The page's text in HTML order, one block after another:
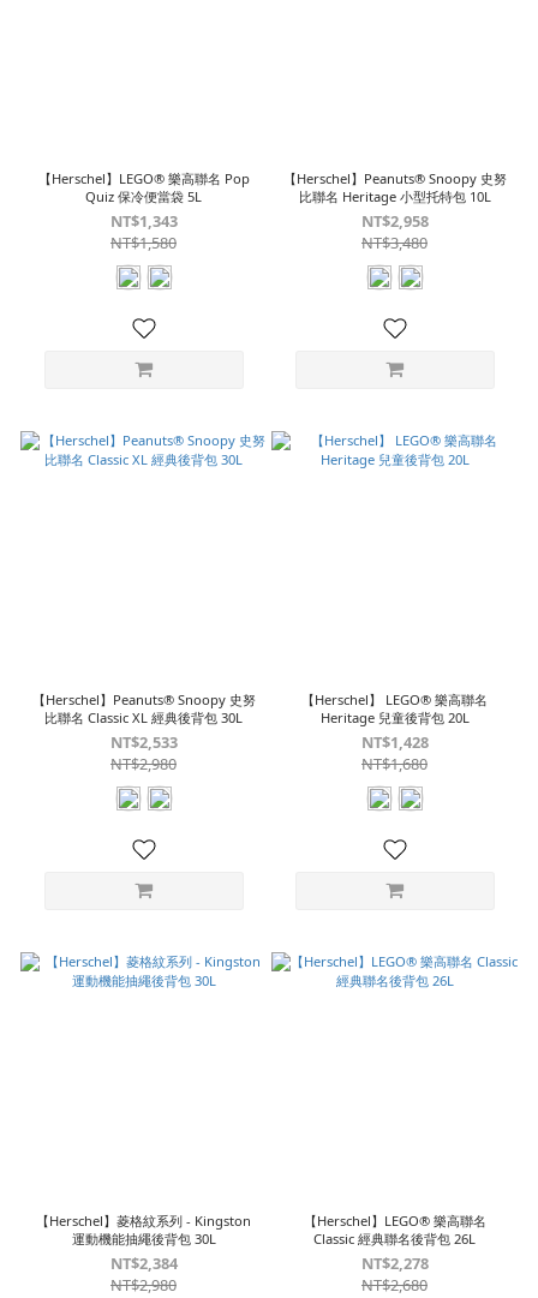
【Herschel】LEGO® 樂高聯名 Pop
Quiz 保冷便當袋 5L
NT$1,343
NT$1,580
【Herschel】Peanuts® Snoopy 史努
比聯名 Heritage 小型托特包 10L
NT$2,958
NT$3,480
【Herschel】Peanuts® Snoopy 史努
比聯名 Classic XL 經典後背包 30L
NT$2,533
NT$2,980
【Herschel】 LEGO® 樂高聯名
Heritage 兒童後背包 20L
NT$1,428
NT$1,680
【Herschel】菱格紋系列 - Kingston
運動機能抽繩後背包 30L
NT$2,384
NT$2,980
【Herschel】LEGO® 樂高聯名
Classic 經典聯名後背包 26L
NT$2,278
NT$2,680